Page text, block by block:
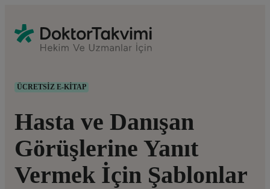
ÜCRETSIZ E-KITAP
Hasta ve Danışan
Görüşlerine Yanıt
Vermek İçin Şablonlar